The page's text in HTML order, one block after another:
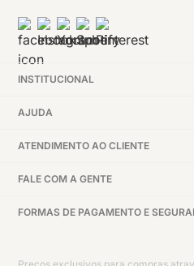
INSTITUCIONAL
AJUDA
ATENDIMENTO AO CLIENTE
FALE COM A GENTE
FORMAS DE PAGAMENTO E